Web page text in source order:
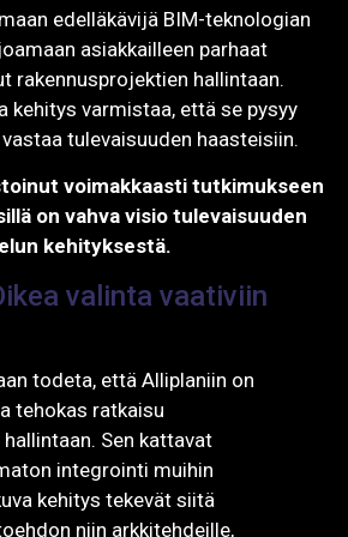
edelläkävijä BIM-teknologian
asiakkailleen parhaat
rakennusprojektien hallintaan.
kehitys varmistaa, että se pysyy
tulevaisuuden haasteisiin.
voimakkaasti tutkimukseen
on vahva visio tulevaisuuden
kehityksestä.
valinta vaativiin
todeta, että Alliplaniin on
tehokas ratkaisu
Sen kattavat
integrointi muihin
kehitys tekevät siitä
niin arkkitehdeille,